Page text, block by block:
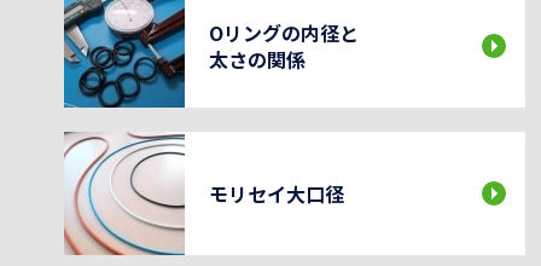
Oリングの内径と
太さの関係
モリセイ大口径